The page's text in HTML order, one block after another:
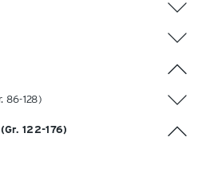
86-128)
122-176)